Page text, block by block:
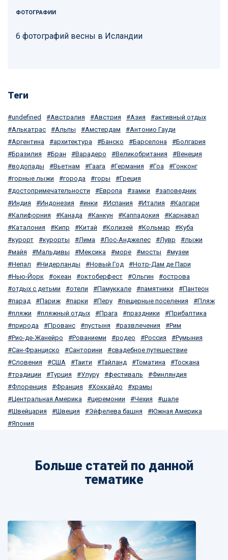
ФОТОГРАФИИ
6 фотографий весны в Исландии
Теги
undefined Австралия Австрия Азия
активный отдых
Алькатрас
Альпы Амстердам
Антонио Гауди
Аргентина
архитектура Банско Барселона
Болгария
Бразилия
Бран Варадеро Великобритания
Венеция
водопады
Вьетнам Гаага Германия Гоа
Гонконг
горные лыжи
города горы
Греция
достопримечательности
Европа замки
заповедник
Индия
Индонезия инки Испания Италия
Калгари
Калифорния
Канада Канкун Каппадокия
Карнавал
Каталония
Кипр Китай Колизей Кольмар
Куба
курорт
курорты Лима Лос-Анджелес Лувр
лыжи
майя
Мальдивы Мексика море мосты
музеи
Непал
Нидерланды Новый Год
Нотр-Дам де Пари
Нью-Йорк
океан октоберфест Ольгин
острова
отдых с детьми
отели Памуккале памятники
Пантеон
парад
Париж парки Перу пещерные поселения
Пляж
пляжи
пляжный отдых Прага праздники
Прибалтика
природа
Прованс пустыня развлечения
Рим
Рио-де-Жанейро
Рованиеми родео Россия
Румыния
Сан-Франциско
Санторини
свадебное путешествие
Словения
США Таити Тайланд Томатина
Тоскана
традиции
Турция Улуру фестиваль
Финляндия
Флоренция
Франция Хоккайдо
храмы
Центральная Америка
церемонии Чехия
шале
Швейцария
Швеция Эйфелева башня
Южная Америка
Япония
Больше статей по данной
тематике